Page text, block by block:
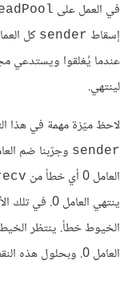
في العمل على
إسقاط sender كل
عندما يُغلقوا ويستدعي
لينتهي.
لاحظ ميّزة مهمة في هذا
sender
العامل 0 أي خطأ من
الخيوط خطأ. ينتظر الخيط
العامل 0. وبحلول هذه النقطة يخرج كل عامل من حلقته ويتوقف.